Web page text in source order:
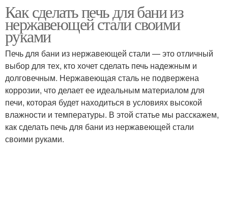
Как сделать печь для бани из
нержавеющей стали своими
руками
Печь для бани из нержавеющей стали — это отличный
выбор для тех, кто хочет сделать печь надежным и
долговечным. Нержавеющая сталь не подвержена
коррозии, что делает ее идеальным материалом для
печи, которая будет находиться в условиях высокой
влажности и температуры. В этой статье мы расскажем,
как сделать печь для бани из нержавеющей стали
своими руками.